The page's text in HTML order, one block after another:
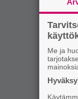
Me ja